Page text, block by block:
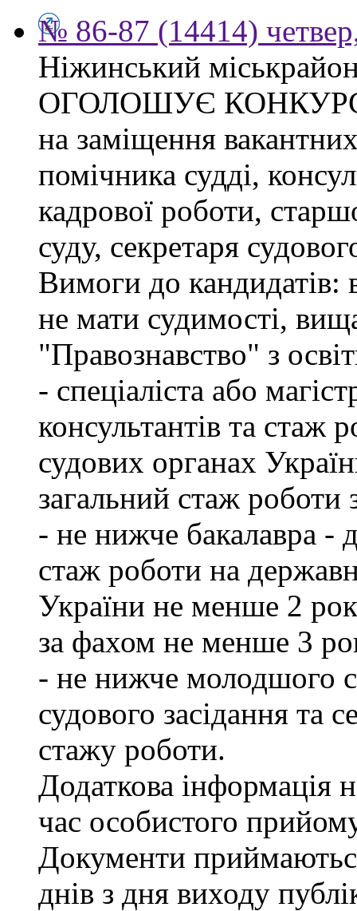
№ 86-87 (14414)
Ніжинський
ОГОЛОШУЄ
на заміщення
помічника судді,
кадрової роботи,
суду, секретаря
Вимоги до
не мати судимості,
"Правознавство" з
- спеціаліста або
консультантів та стаж
судових органах
загальний стаж
- не нижче бакалавра -
стаж роботи на
України не менше 2
за фахом не менше 3
- не нижче молодшого
судового засідання та
стажу роботи.
Додаткова інформація
час особистого
Документи
днів з дня виходу